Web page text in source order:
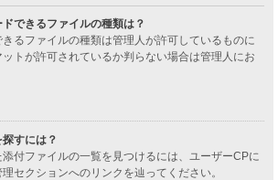
できるファイルの種類は？
るファイルの種類は管理人が許可しているものに
トが許可されているか判らない場合は管理人にお
すには？
付ファイルの一覧を見つけるには、ユーザーCPに
セクションへのリンクを辿ってください。